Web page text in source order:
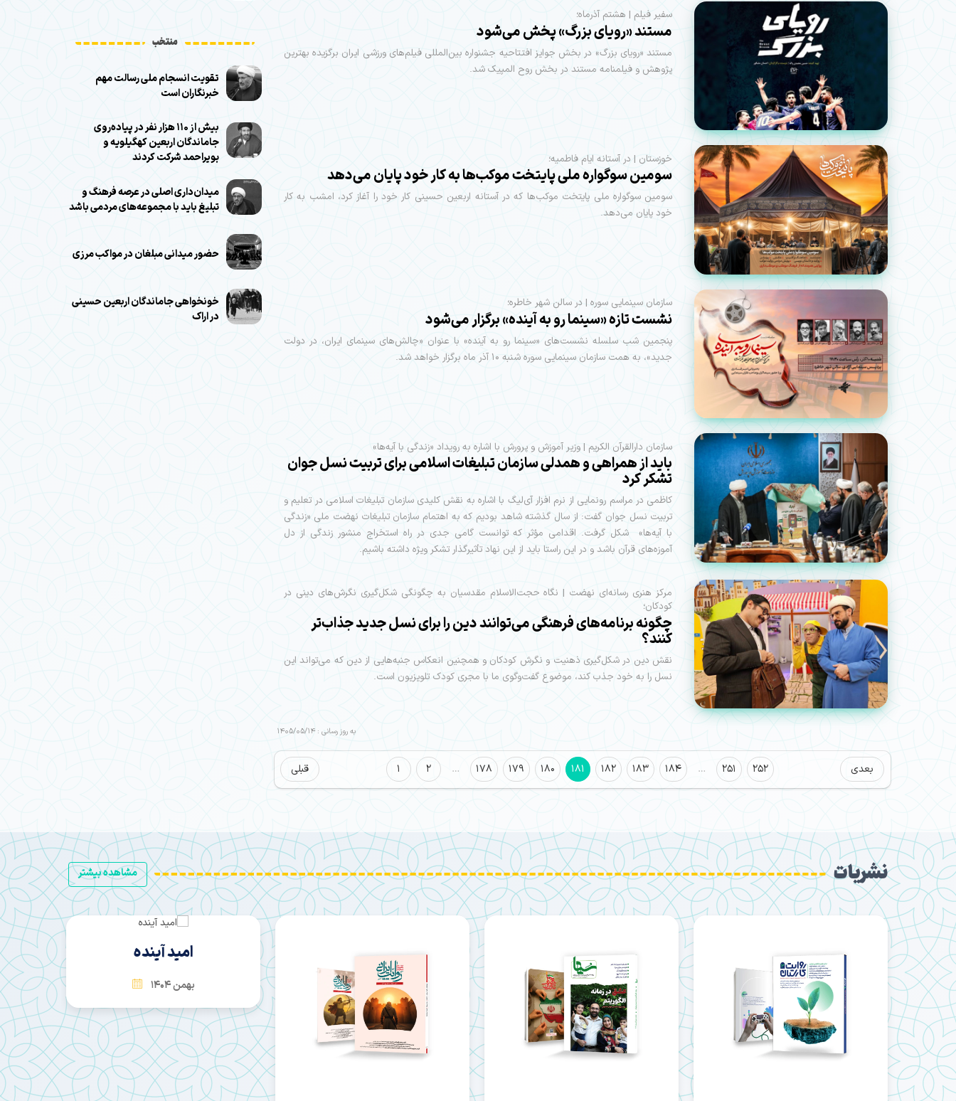
سفیر فیلم | هشتم آذرماه؛
مستند «رویای بزرگ» پخش می‌شود
مستند «رویای بزرگ» در بخش جوایز افتتاحیه جشنواره بین‌المللی فیلم‌های ورزشی ایران برگزیده بهترین
پژوهش و فیلمنامه مستند در بخش روح المپیک شد.
خوزستان | در آستانه ایام فاطمیه؛
سومین سوگواره ملی پایتخت موکب‌ها به کار خود پایان می‌دهد
سومین سوگواره ملی پایتخت موکب‌ها که در آستانه اربعین حسینی کار خود را آغاز کرد، امشب به کار
خود پایان می‌دهد.
سازمان سینمایی سوره | در سالن شهر خاطره؛
نشست تازه «سینما رو به آینده» برگزار می‌شود
پنجمین شب سلسله نشست‌های «سینما رو به آینده» با عنوان «چالش‌های سینمای ایران، در دولت
جدید»، به همت سازمان سینمایی سوره شنبه ۱۰ آذر ماه برگزار خواهد شد.
سازمان دارالقرآن الکریم |‌ وزیر آموزش و پرورش با اشاره به رویداد «زندگی با آیه‌ها»
باید از همراهی و همدلی سازمان تبلیغات اسلامی برای تربیت نسل جوان
تشکر کرد
کاظمی در مراسم رونمایی از نرم افزار آی‌لیگ با اشاره به نقش کلیدی سازمان تبلیغات اسلامی در تعلیم و
تربیت نسل جوان گفت: از سال گذشته شاهد بودیم که به اهتمام سازمان تبلیغات نهضت ملی «زندگی
با آیه‌ها» شکل گرفت. اقدامی مؤثر که توانست گامی جدی در راه استخراج منشور زندگی از دل
آموزه‌های قرآن باشد و در این راستا باید از این نهاد تأثیرگذار تشکر ویژه داشته باشیم.
مرکز هنری رسانه‌ای نهضت | نگاه حجت‌الاسلام مقدسیان به چگونگی شکل‌گیری نگرش‌های دینی در
کودکان؛
چگونه برنامه‌های فرهنگی می‌توانند دین را برای نسل جدید جذاب‌تر
کنند؟
نقش دین در شکل‌گیری ذهنیت و نگرش کودکان و همچنین انعکاس جنبه‌هایی از دین که می‌تواند این
نسل را به خود جذب کند، موضوع گفت‌وگوی ما با مجری کودک تلویزیون است.
به روز رسانی : 1405/05/14
قبلی بعدی 1 2 … 178 179 180 181 182 183 184 … 251 252
منتخب
تقویت انسجام ملی رسالت مهم
خبرنگاران است
بیش از ۱۱۰ هزار نفر در پیاده‌روی
جاماندگان اربعین کهگیلویه و
بویراحمد شرکت کردند
میدان‌داری اصلی در عرصه فرهنگ و
تبلیغ باید با مجموعه‌های مردمی باشد
حضور میدانی مبلغان در مواکب مرزی
خونخواهی جاماندگان اربعین حسینی
در اراک
مشاهده بیشتر نشریات
امید آینده
بهمن 1404